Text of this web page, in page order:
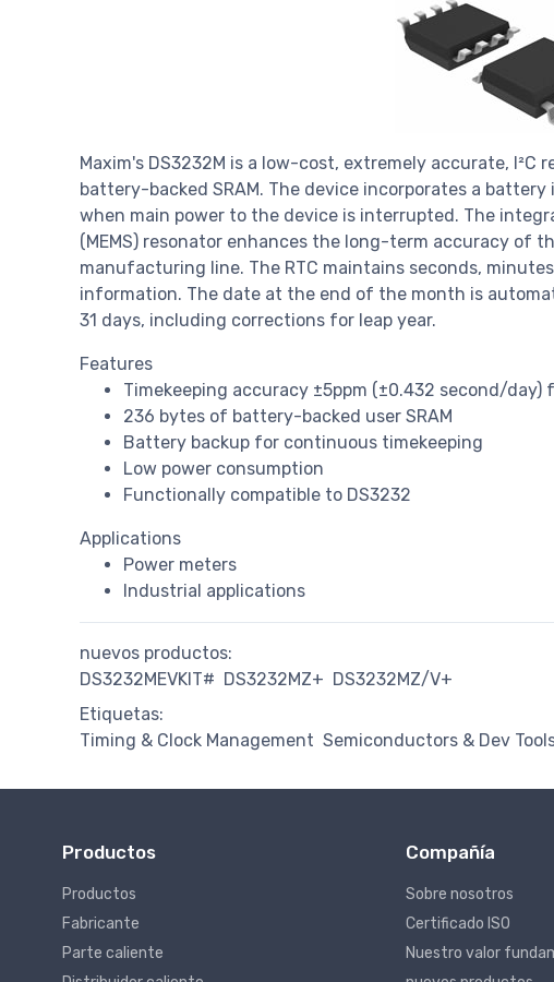
Maxim's DS3232M is a low-cost, extremely accurate,
battery-backed SRAM. The device incorporates a
when main power to the device is interrupted. The
(MEMS) resonator enhances the long-term accuracy of
manufacturing line. The RTC maintains seconds,
information. The date at the end of the month is
31 days, including corrections for leap year.
Features
Timekeeping accuracy ±5ppm (±0.432 second/day)
236 bytes of battery-backed user SRAM
Battery backup for continuous timekeeping
Low power consumption
Functionally compatible to DS3232
Applications
Power meters
Industrial applications
nuevos productos:
DS3232MEVKIT# DS3232MZ+ DS3232MZ/V+
Etiquetas:
Timing & Clock Management Semiconductors & Dev
Productos
Productos
Fabricante
Parte caliente
Compañía
Sobre nosotros
Certificado ISO
Nuestro valor